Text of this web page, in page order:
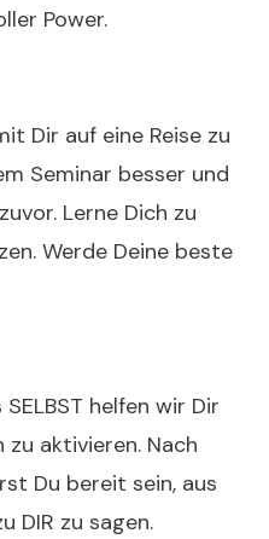
Power.
Dir auf eine Reise zu
Seminar besser und
Lerne Dich zu
Werde Deine beste
helfen wir Dir
zu aktivieren. Nach
Du bereit sein, aus
DIR zu sagen.